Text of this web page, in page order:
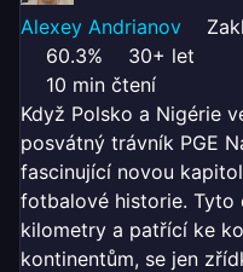
Alexey Andrianov
60.3%
30+ let
10 min čtení
Když Polsko a Nigérie
posvátný trávník PGE
fascinující novou
fotbalové historie. Tyto
kilometry a patřící ke
kontinentům, se jen